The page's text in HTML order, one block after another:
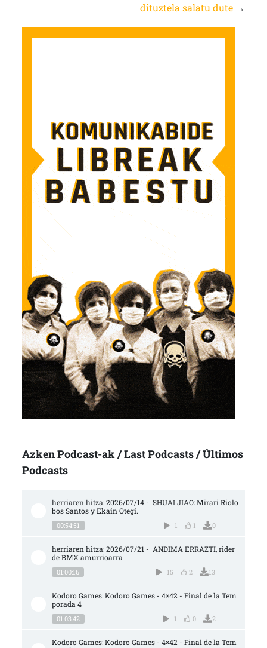
dituztela salatu dute →
Azken Podcast-ak / Last Podcasts / Últimos
Podcasts
herriaren hitza: 2026/07/14 -  SHUAI JIAO: Mirari Riolo
bos Santos y Ekain Otegi.
00:54:51 1 1 0
herriaren hitza: 2026/07/21 -  ANDIMA ERRAZTI, rider
de BMX amurrioarra
01:00:16 15 2 13
Kodoro Games: Kodoro Games - 4×42 - Final de la Tem
porada 4
01:03:42 1 0 2
Kodoro Games: Kodoro Games - 4×42 - Final de la Tem